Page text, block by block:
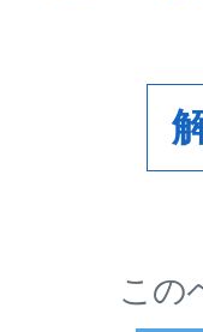
この